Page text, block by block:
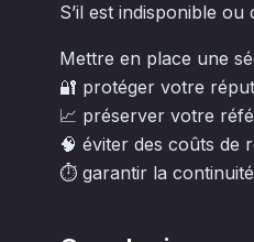
S’il est indisponible ou
Mettre en place une
🔐 protéger votre
📈 préserver votre
🧠 éviter des coûts de
⏱️ garantir la